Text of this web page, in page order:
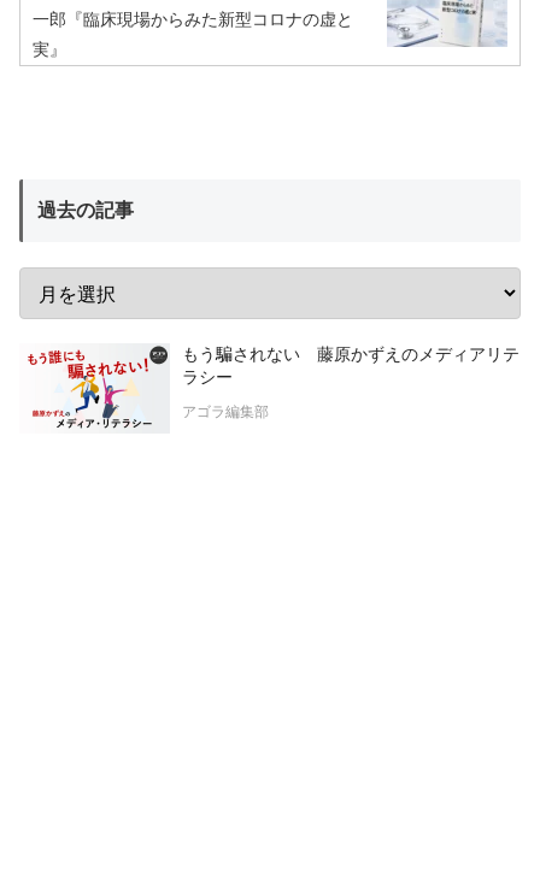
一郎『臨床現場からみた新型コロナの虚と
実』
過去の記事
もう騙されない 藤原かずえのメディアリテ
ラシー
アゴラ編集部